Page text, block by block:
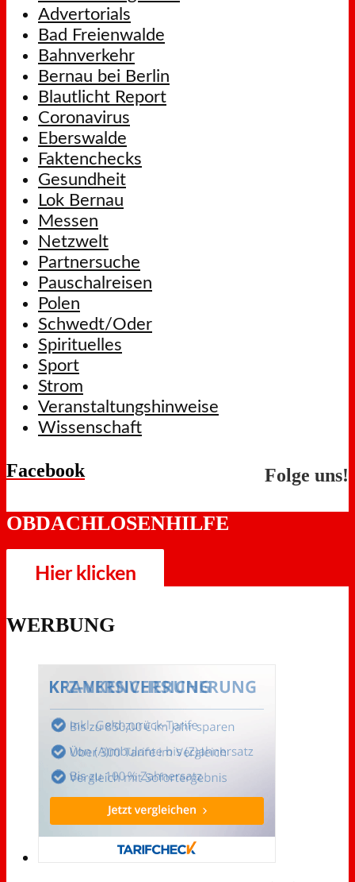
Advertorials
Bad Freienwalde
Bahnverkehr
Bernau bei Berlin
Blautlicht Report
Coronavirus
Eberswalde
Faktenchecks
Gesundheit
Lok Bernau
Messen
Netzwelt
Partnersuche
Pauschalreisen
Polen
Schwedt/Oder
Spirituelles
Sport
Strom
Veranstaltungshinweise
Wissenschaft
Facebook Folge uns!
OBDACHLOSENHILFE
Hier klicken
WERBUNG